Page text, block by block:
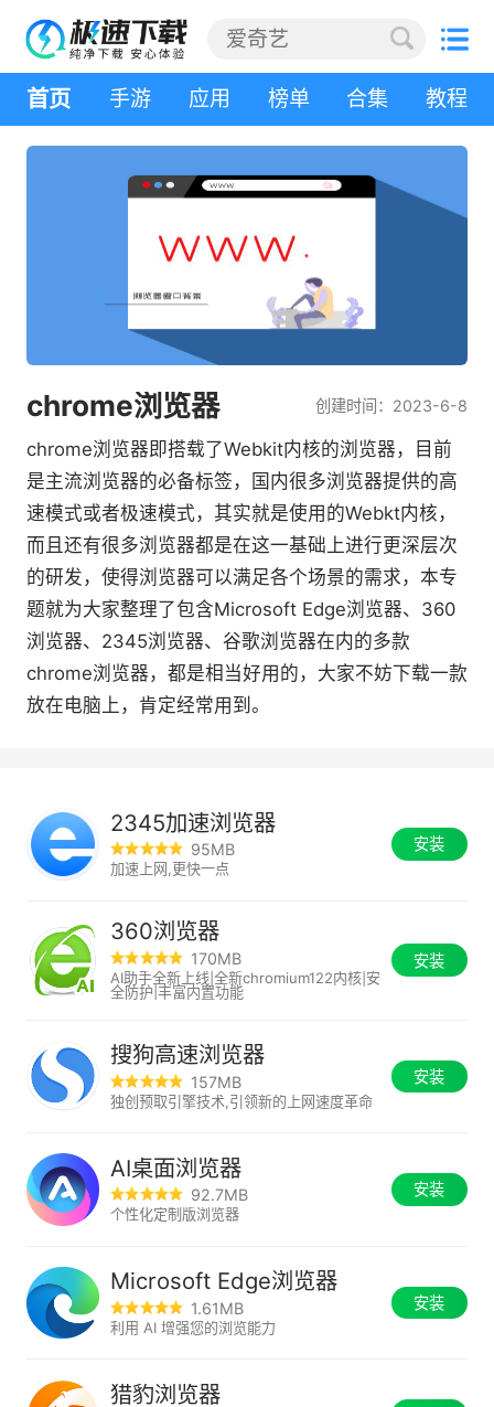
首页 手游 应用 榜单 合集 教程
chrome浏览器 创建时间：2023-6-8
chrome浏览器即搭载了Webkit内核的浏览器，目前
是主流浏览器的必备标签，国内很多浏览器提供的高
速模式或者极速模式，其实就是使用的Webkt内核，
而且还有很多浏览器都是在这一基础上进行更深层次
的研发，使得浏览器可以满足各个场景的需求，本专
题就为大家整理了包含Microsoft Edge浏览器、360
浏览器、2345浏览器、谷歌浏览器在内的多款
chrome浏览器，都是相当好用的，大家不妨下载一款
放在电脑上，肯定经常用到。
2345加速浏览器
95MB
加速上网,更快一点
安装
360浏览器
170MB
AI助手全新上线|全新chromium122内核|安
全防护|丰富内置功能
安装
搜狗高速浏览器
157MB
独创预取引擎技术,引领新的上网速度革命
安装
AI桌面浏览器
92.7MB
个性化定制版浏览器
安装
Microsoft Edge浏览器
1.61MB
利用 AI 增强您的浏览能力
安装
猎豹浏览器